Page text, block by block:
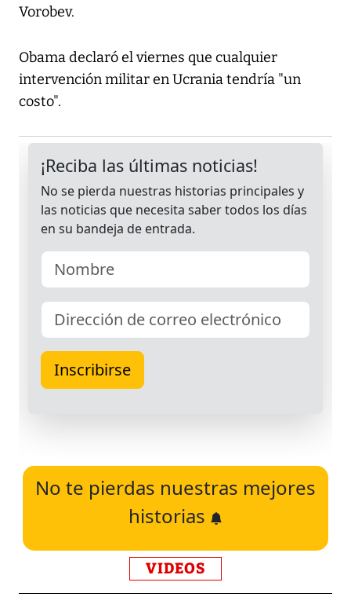
Vorobev.
Obama declaró el viernes que cualquier
intervención militar en Ucrania tendría "un
costo".
No te pierdas nuestras mejores
historias
VIDEOS